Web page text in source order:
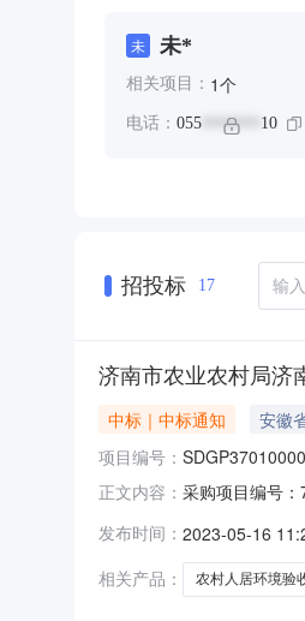
未 未*
相关项目： 1个
电话： 055 ******* 10
招投标 17
济南市农业农村局济
中标｜中标通知
安徽
项目编号：
正文内容： 采购项目编号
二、分包名称
发布时间： 2023-05-16
相关产品：
农村人居环境验